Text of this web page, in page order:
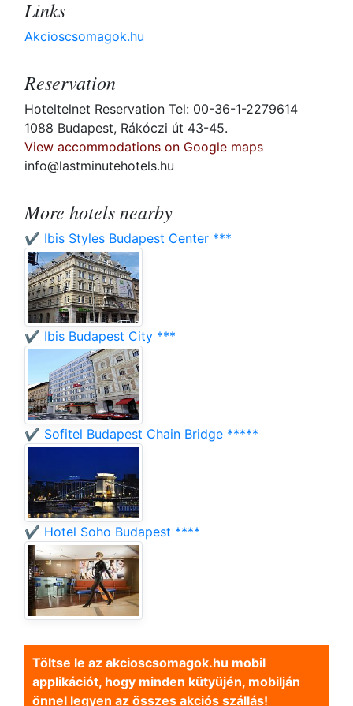
Links
Akcioscsomagok.hu
Reservation
Hoteltelnet Reservation Tel: 00-36-1-2279614
1088 Budapest, Rákóczi út 43-45.
View accommodations on Google maps
info@lastminutehotels.hu
More hotels nearby
✔️ Ibis Styles Budapest Center ***
✔️ Ibis Budapest City ***
✔️ Sofitel Budapest Chain Bridge *****
✔️ Hotel Soho Budapest ****
Töltse le az akcioscsomagok.hu mobil
applikációt, hogy minden kütyüjén, mobilján
önnel legyen az összes akciós szállás!